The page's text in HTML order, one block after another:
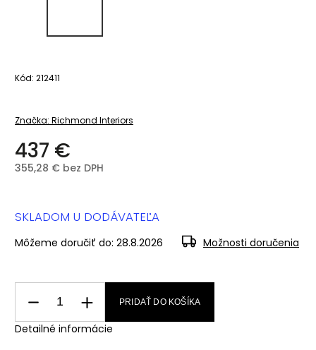
Kód: 212411
Značka: Richmond Interiors
437 €
355,28 € bez DPH
SKLADOM U DODÁVATEĽA
Môžeme doručiť do: 28.8.2026 Možnosti doručenia
PRIDAŤ DO KOŠÍKA
Detailné informácie